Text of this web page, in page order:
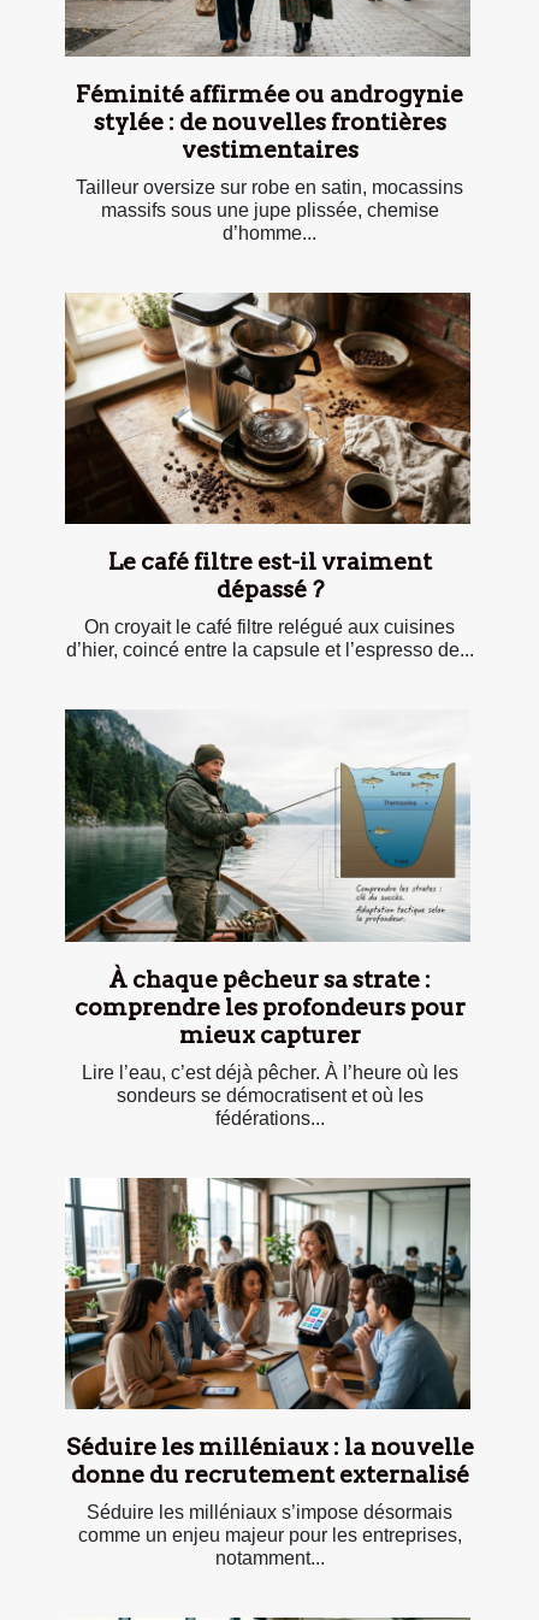
Féminité affirmée ou androgynie
stylée : de nouvelles frontières
vestimentaires
Tailleur oversize sur robe en satin, mocassins
massifs sous une jupe plissée, chemise
d’homme...
Le café filtre est-il vraiment
dépassé ?
On croyait le café filtre relégué aux cuisines
d’hier, coincé entre la capsule et l’espresso de...
À chaque pêcheur sa strate :
comprendre les profondeurs pour
mieux capturer
Lire l’eau, c’est déjà pêcher. À l’heure où les
sondeurs se démocratisent et où les
fédérations...
Séduire les milléniaux : la nouvelle
donne du recrutement externalisé
Séduire les milléniaux s’impose désormais
comme un enjeu majeur pour les entreprises,
notamment...